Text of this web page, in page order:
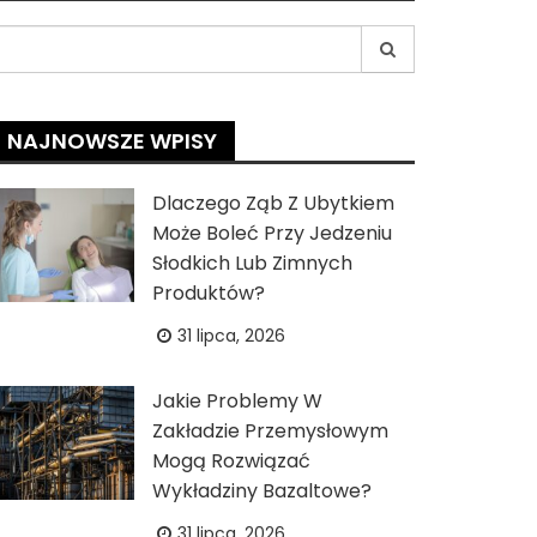
NAJNOWSZE WPISY
Dlaczego Ząb Z Ubytkiem
Może Boleć Przy Jedzeniu
Słodkich Lub Zimnych
Produktów?
31 lipca, 2026
Jakie Problemy W
Zakładzie Przemysłowym
Mogą Rozwiązać
Wykładziny Bazaltowe?